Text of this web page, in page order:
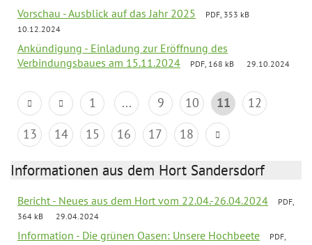
Vorschau - Ausblick auf das Jahr 2025
PDF, 353 kB
10.12.2024
Ankündigung - Einladung zur Eröffnung des
Verbindungsbaues am 15.11.2024
PDF, 168 kB 29.10.2024
1 ... 9 10 11
12
13
14 15 16 17 18
Informationen aus dem Hort Sandersdorf
Bericht - Neues aus dem Hort vom 22.04.-26.04.2024
PDF,
364 kB
29.04.2024
Information - Die grünen Oasen: Unsere Hochbeete
PDF,